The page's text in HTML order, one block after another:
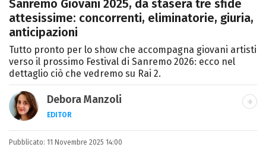
Sanremo Giovani 2025, da stasera tre sfide
attesissime: concorrenti, eliminatorie, giuria,
anticipazioni
Tutto pronto per lo show che accompagna giovani artisti
verso il prossimo Festival di Sanremo 2026: ecco nel
dettaglio ciò che vedremo su Rai 2.
Debora Manzoli
EDITOR
LINKEDIN
INSTAGRAM FACEBOOK SITO
Scrittrice, copywriter, editor e pubblicista
Pubblicato: 11 Novembre 2025 14:00